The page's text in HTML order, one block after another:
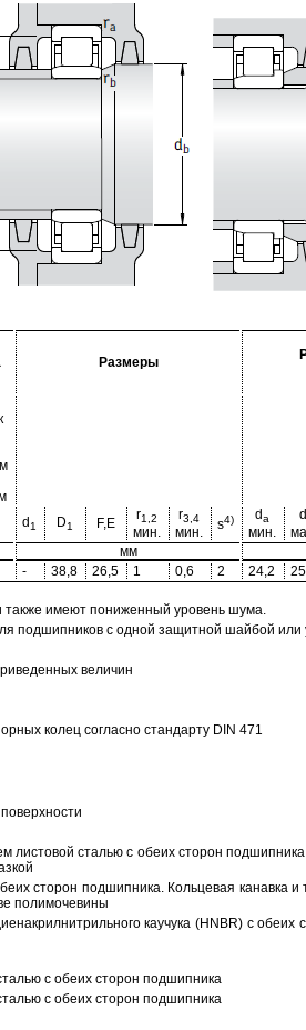
Размеры
d1 D1 F,E
r1,2
мин.
r3,4
мин.
s4) da
мин.
d
мм
- 38,8 26,5 1 0,6 2 24,2 25
также имеют пониженный уровень шума.
с одной защитной шайбой или
величин
колец согласно стандарту DIN 471
листовой сталью с обеих сторон
сторон подшипника. Кольцевая канавка
полимочевины
каучука (HNBR) с
с обеих сторон подшипника
с обеих сторон подшипника